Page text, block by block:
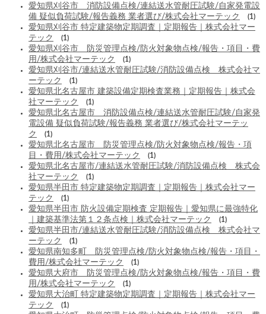
愛知県刈谷市 消防設備点検/連結送水管耐圧試験/自家発電設
備 疑似負荷試験/報告義務 業者選び/株式会社マーテック
(1)
愛知県刈谷市 特定建築物定期調査｜定期報告｜株式会社マー
テック
(1)
愛知県刈谷市 防災管理点検/防火対象物点検/報告・項目・費
用/株式会社マーテック
(1)
愛知県刈谷市/連結送水管耐圧試験/消防設備点検 株式会社マ
ーテック
(1)
愛知県北名古屋市 建築設備定期検査業務｜定期報告｜株式会
社マーテック
(1)
愛知県北名古屋市 消防設備点検/連結送水管耐圧試験/自家発
電設備 疑似負荷試験/報告義務 業者選び/株式会社マーテッ
ク
(1)
愛知県北名古屋市 防災管理点検/防火対象物点検/報告・項
目・費用/株式会社マーテック
(1)
愛知県北名古屋市/連結送水管耐圧試験/消防設備点検 株式会
社マーテック
(1)
愛知県半田市 特定建築物定期調査｜定期報告｜株式会社マー
テック
(1)
愛知県半田市 防火設備定期検査 定期報告｜愛知県に最強特化
｜建築基準法第１２条点検｜株式会社マーテック
(1)
愛知県半田市/連結送水管耐圧試験/消防設備点検 株式会社マ
ーテック
(1)
愛知県南知多町 防災管理点検/防火対象物点検/報告・項目・
費用/株式会社マーテック
(1)
愛知県大府市 防災管理点検/防火対象物点検/報告・項目・費
用/株式会社マーテック
(1)
愛知県大治町 特定建築物定期調査｜定期報告｜株式会社マー
テック
(1)